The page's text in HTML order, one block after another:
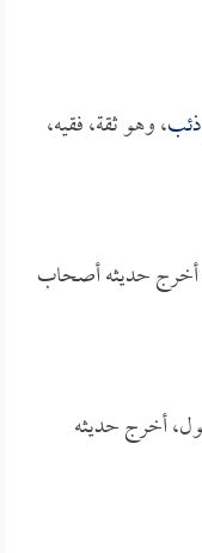
، وهو ثقة، فقيه،
أخرج حديثه أصحاب
أخرج حديثه